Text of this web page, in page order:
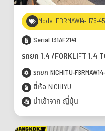
Model FBRMAW14-H75-
Serial 131AF2141
รถยก 1.4 /FORKLIFT 1.4
รถยก NICHITU-FBRMAW14-
ยี่ห้อ NICHIYU
นำเข้าจาก ญี่ปุ่น